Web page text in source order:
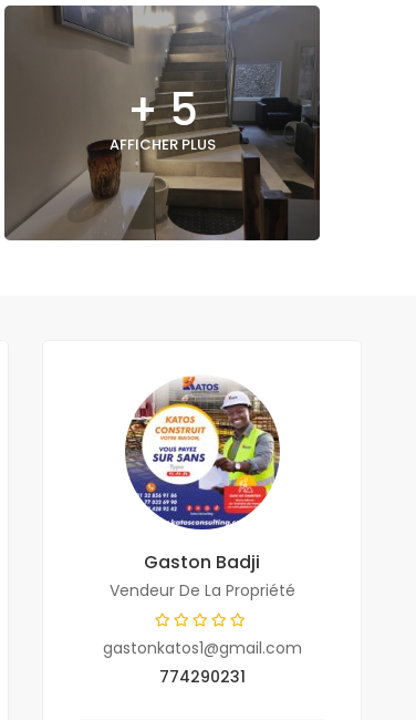
+ 5
AFFICHER PLUS
Gaston Badji
Vendeur De La Propriété
gastonkatos1@gmail.com
774290231